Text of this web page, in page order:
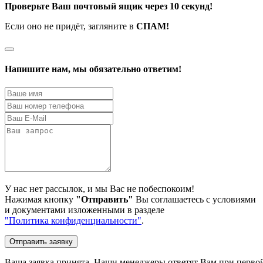
Проверьте Ваш почтовый ящик через 10 секунд!
Если оно не придёт, загляните в СПАМ!
Напишите нам, мы обязательно ответим!
У нас нет рассылок, и мы Вас не побеспокоим!
Нажимая кнопку "Отправить" Вы соглашаетесь с условиями
и документами изложенными в разделе
"Политика конфиденциальности".
Отправить заявку